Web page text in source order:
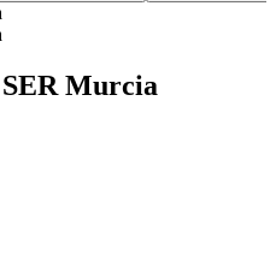
SER Murcia